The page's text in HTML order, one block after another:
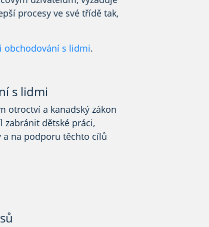
procesy ve své třídě tak,
obchodování s lidmi.
s lidmi
otroctví a kanadský zákon
zabránit dětské práci,
na podporu těchto cílů